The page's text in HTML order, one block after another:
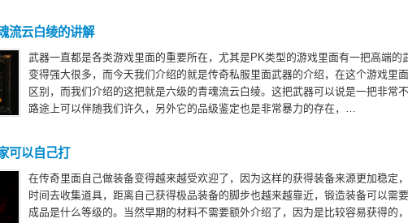
流云白绫的讲解
武器一直都是各类游戏里面的重要所在，尤其是PK类型的游戏里面有一把高端的
变得强大很多，而今天我们介绍的就是传奇私服里面武器的介绍，在这个游戏里
区别，而我们介绍的这把就是六级的青魂流云白绫。这把武器可以说是一把非常
路途上可以伴随我们许久，另外它的品级鉴定也是非常暴力的存在，…
可以自己打
在传奇里面自己做装备变得越来越受欢迎了，因为这样的获得装备来源更加稳定
时间去收集道具，距离自己获得极品装备的脚步也越来越靠近，锻造装备可以需
成品是什么等级的。当然早期的材料不需要额外介绍了，因为是比较容易获得的